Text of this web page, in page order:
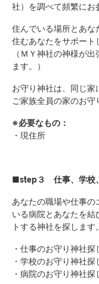
社）を調べて頻繁にお
住んでいる場所とあな
住むあなたをサポート
（ＭＹ神社の神様が
ます。）
お守り神社は、同じ家
ご家族全員の家のお守
※必要なもの：
・現住所
■step３ 仕事、学校
あなたの職場や仕事
いる病院とあなたを
トする神社を探します。
・仕事のお守り神社探
・学校のお守り神社探
・病院のお守り神社